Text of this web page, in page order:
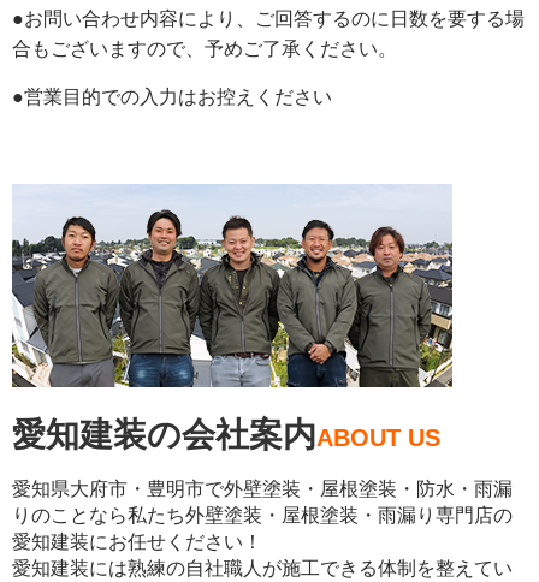
の
ま
く
だ
さ
い。
●お問い合わせ内容により、ご回答するのに日数を要する場
合もございますので、予めご了承ください。
●営業目的での入力はお控えください
愛知建装の会社案内ABOUT US
愛知県大府市・豊明市で外壁塗装・屋根塗装・防水・雨漏
りのことなら私たち外壁塗装・屋根塗装・雨漏り専門店の
愛知建装にお任せください！
愛知建装には熟練の自社職人が施工できる体制を整えてい